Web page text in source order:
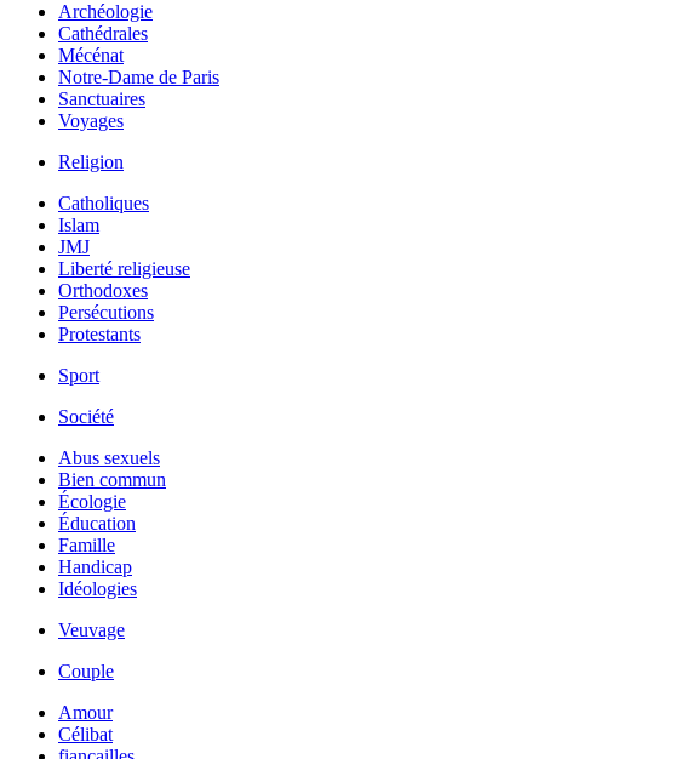
Archéologie
Cathédrales
Mécénat
Notre-Dame de Paris
Sanctuaires
Voyages
Religion
Catholiques
Islam
JMJ
Liberté religieuse
Orthodoxes
Persécutions
Protestants
Sport
Société
Abus sexuels
Bien commun
Écologie
Éducation
Famille
Handicap
Idéologies
Veuvage
Couple
Amour
Célibat